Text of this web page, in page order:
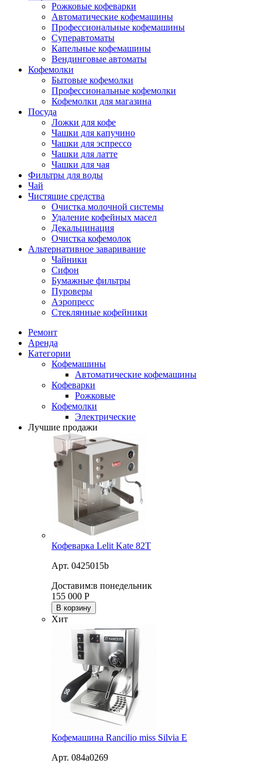
Рожковые кофеварки
Автоматические кофемашины
Профессиональные кофемашины
Суперавтоматы
Капельные кофемашины
Вендинговые автоматы
Кофемолки
Бытовые кофемолки
Профессиональные кофемолки
Кофемолки для магазина
Посуда
Ложки для кофе
Чашки для капучино
Чашки для эспрессо
Чашки для латте
Чашки для чая
Фильтры для воды
Чай
Чистящие средства
Очистка молочной системы
Удаление кофейных масел
Декальцинация
Очистка кофемолок
Альтернативное заваривание
Чайники
Сифон
Бумажные фильтры
Пуроверы
Аэропресс
Стеклянные кофейники
Ремонт
Аренда
Категории
Кофемашины
Автоматические кофемашины
Кофеварки
Рожковые
Кофемолки
Электрические
Лучшие продажи
Кофеварка Lelit Kate 82T
Арт. 0425015b
Доставим:в понедельник
155 000 Р
В корзину
Хит
Кофемашина Rancilio miss Silvia E
Арт. 084a0269